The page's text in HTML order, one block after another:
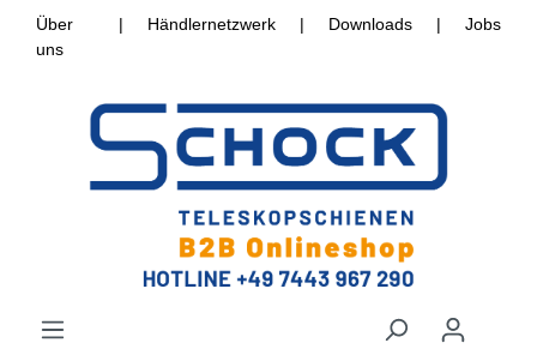
Über
uns
| Händlernetzwerk | Downloads | Jobs